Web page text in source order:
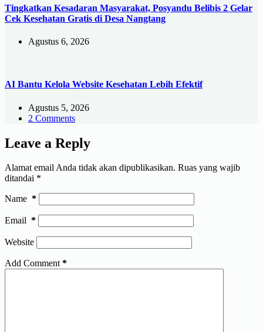
Tingkatkan Kesadaran Masyarakat, Posyandu Belibis 2 Gelar
Cek Kesehatan Gratis di Desa Nangtang
Agustus 6, 2026
AI Bantu Kelola Website Kesehatan Lebih Efektif
Agustus 5, 2026
2 Comments
Leave a Reply
Alamat email Anda tidak akan dipublikasikan. Ruas yang wajib
ditandai *
Name *
Email *
Website
Add Comment*